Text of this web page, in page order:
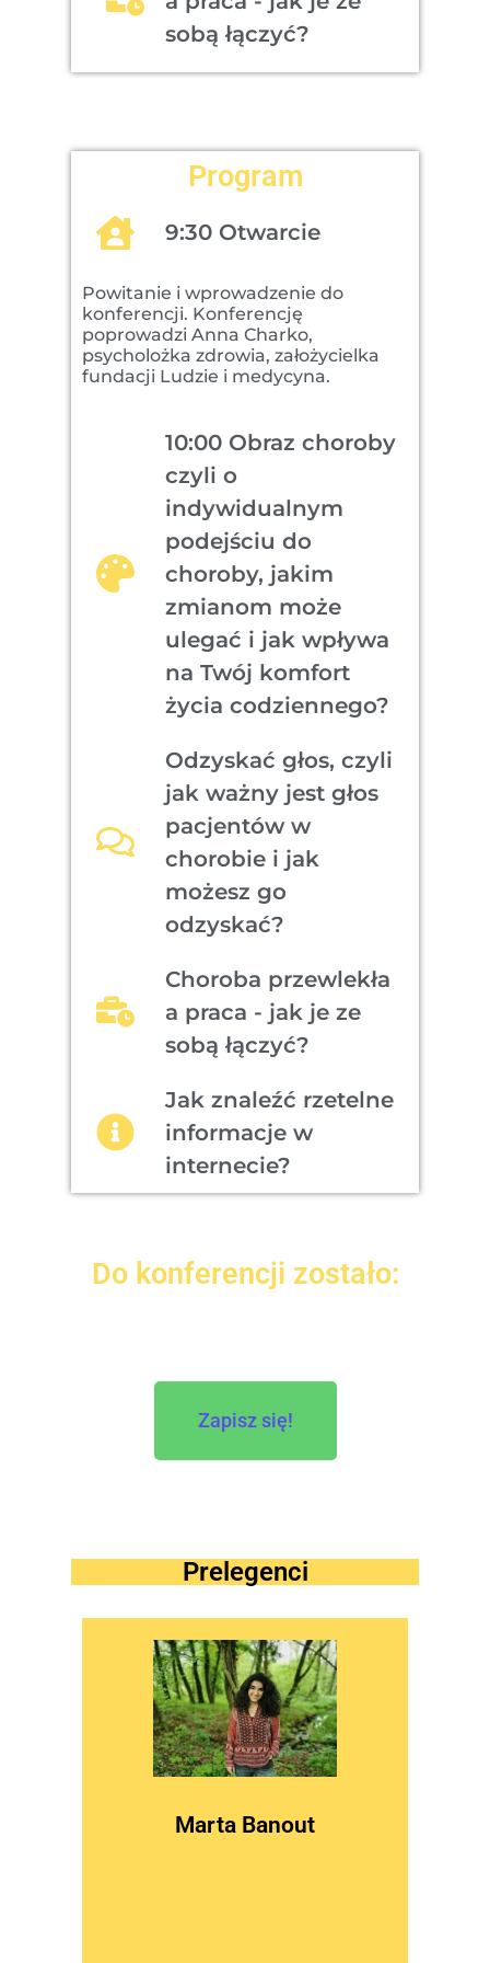
sobą łączyć?
Program
9:30 Otwarcie
Powitanie i wprowadzenie do
konferencji. Konferencję
poprowadzi Anna Charko,
psycholożka zdrowia, założycielka
fundacji Ludzie i medycyna.
10:00 Obraz choroby
czyli o
indywidualnym
podejściu do
choroby, jakim
zmianom może
ulegać i jak wpływa
na Twój komfort
życia codziennego?
Odzyskać głos, czyli
jak ważny jest głos
pacjentów w
chorobie i jak
możesz go
odzyskać?
Choroba przewlekła
a praca - jak je ze
sobą łączyć?
Jak znaleźć rzetelne
informacje w
internecie?
Do konferencji zostało:
Zapisz się!
Prelegenci
Marta Banout
więcej